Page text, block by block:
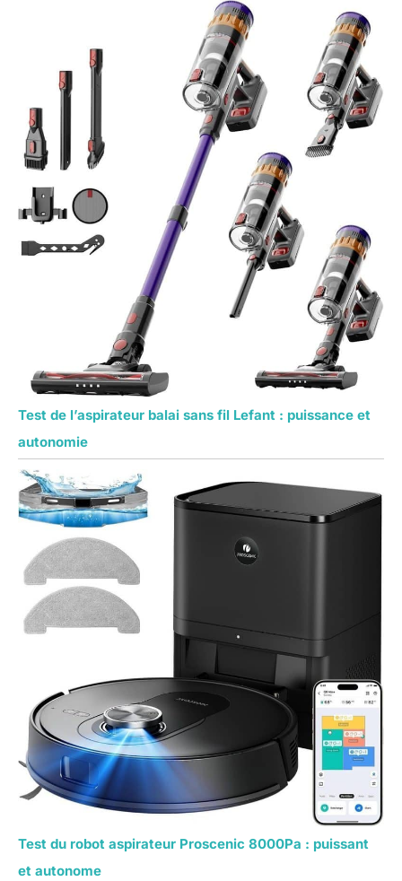
Test de l’aspirateur balai sans fil Lefant : puissance et
autonomie
Test du robot aspirateur Proscenic 8000Pa : puissant
et autonome